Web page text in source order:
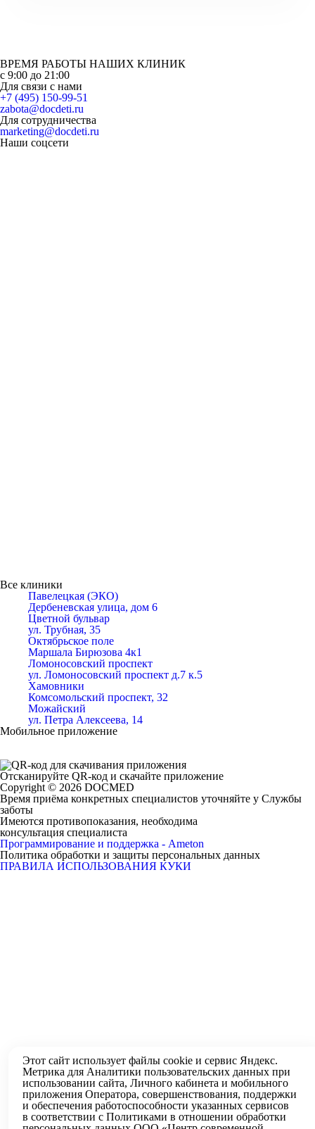
ВРЕМЯ РАБОТЫ НАШИХ КЛИНИК
с 9:00 до 21:00
Для связи с нами
+7 (495) 150-99-51
zabota@docdeti.ru
Для сотрудничества
marketing@docdeti.ru
Наши соцсети
Все клиники
Павелецкая (ЭКО)
Дербеневская улица, дом 6
Цветной бульвар
ул. Трубная, 35
Октябрьское поле
Маршала Бирюзова 4к1
Ломоносовский проспект
ул. Ломоносовский проспект д.7 к.5
Хамовники
Комсомольский проспект, 32
Можайский
ул. Петра Алексеева, 14
Мобильное приложение
Отсканируйте QR-код и скачайте приложение
Copyright © 2026 DOCMED
Время приёма конкретных специалистов уточняйте у Службы
заботы
Имеются противопоказания, необходима
консультация специалиста
Программирование и поддержка - Ameton
Политика обработки и защиты персональных данных
ПРАВИЛА ИСПОЛЬЗОВАНИЯ КУКИ
Этот сайт использует файлы cookie и сервис Яндекс.
Метрика для Аналитики пользовательских данных при
использовании сайта, Личного кабинета и мобильного
приложения Оператора, совершенствования, поддержки
и обеспечения работоспособности указанных сервисов
в соответствии с Политиками в отношении обработки